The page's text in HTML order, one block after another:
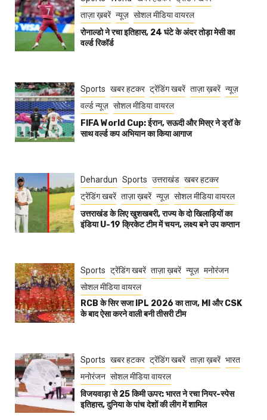
ताज़ा ख़बरें न्यूज़ सोशल मीडिया वायरल
रोनाल्डो ने रचा इतिहास, 24 घंटे के अंदर तोड़ा मेसी का
वर्ल्ड रिकॉर्ड
Sports खबर हटकर ट्रेंडिंग खबरें ताज़ा ख़बरें न्यूज़
वर्ल्ड न्यूज़ सोशल मीडिया वायरल
FIFA World Cup: ईरान, सऊदी और मिस्र ने ड्रॉ के
साथ वर्ल्ड कप अभियान का किया आगाज
Dehardun Sports उत्तराखंड खबर हटकर
ट्रेंडिंग खबरें ताज़ा ख़बरें न्यूज़ सोशल मीडिया वायरल
उत्तराखंड के लिए खुशखबरी, राज्य के दो खिलाड़ियों का
इंडिया U-19 क्रिकेट टीम में चयन, लक्ष्य बने उप कप्तान
Sports ट्रेंडिंग खबरें ताज़ा ख़बरें न्यूज़ मनोरंजन
सोशल मीडिया वायरल
RCB के सिर सजा IPL 2026 का ताज, MI और CSK
के बाद ऐसा करने वाली बनी तीसरी टीम
Sports खबर हटकर ट्रेंडिंग खबरें ताज़ा ख़बरें भारत
मनोरंजन सोशल मीडिया वायरल
विजयवाड़ा से 25 किमी ऊपर: भारत ने रचा नियर-स्पेस
इतिहास, दुनिया के पांच देशों की लीग में शामिल